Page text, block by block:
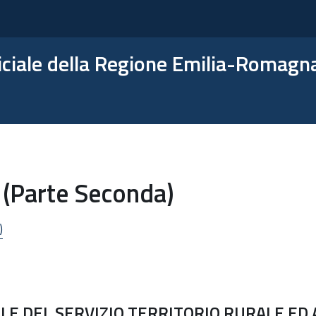
della Regione Emilia-
Seconda)